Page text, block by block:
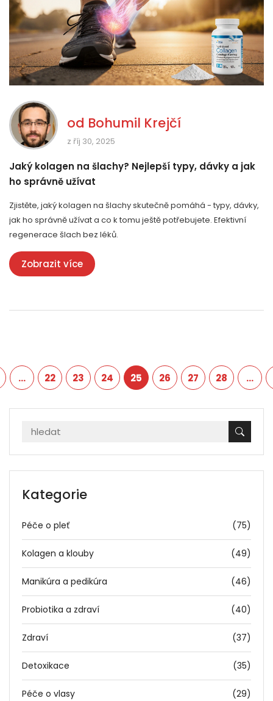
od Bohumil Krejčí
z říj 30, 2025
Jaký kolagen na šlachy? Nejlepší typy, dávky a jak
ho správně užívat
Zjistěte, jaký kolagen na šlachy skutečně pomáhá - typy, dávky,
jak ho správně užívat a co k tomu ještě potřebujete. Efektivní
regenerace šlach bez léků.
Zobrazit více
… 22 23 24 25 26 27 28 …
Kategorie
Péče o pleť (75)
Kolagen a klouby (49)
Manikúra a pedikúra (46)
Probiotika a zdraví (40)
Zdraví (37)
Detoxikace (35)
Péče o vlasy (29)